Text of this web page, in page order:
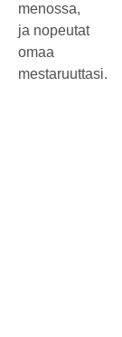
menossa,
ja nopeutat
omaa
mestaruuttasi.